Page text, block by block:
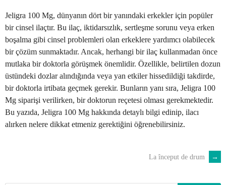
Jeligra 100 Mg, dünyanın dört bir yanındaki erkekler için popüler
bir cinsel ilaçtır. Bu ilaç, iktidarsızlık, sertleşme sorunu veya erken
boşalma gibi cinsel problemleri olan erkeklere yardımcı olabilecek
bir çözüm sunmaktadır. Ancak, herhangi bir ilaç kullanmadan önce
mutlaka bir doktorla görüşmek önemlidir. Özellikle, belirtilen dozun
üstündeki dozlar alındığında veya yan etkiler hissedildiği takdirde,
bir doktorla irtibata geçmek gerekir. Bunların yanı sıra, Jeligra 100
Mg siparişi verilirken, bir doktorun reçetesi olması gerekmektedir.
Bu yazıda, Jeligra 100 Mg hakkında detaylı bilgi edinip, ilacı
alırken nelere dikkat etmeniz gerektiğini öğrenebilirsiniz.
La început de drum →